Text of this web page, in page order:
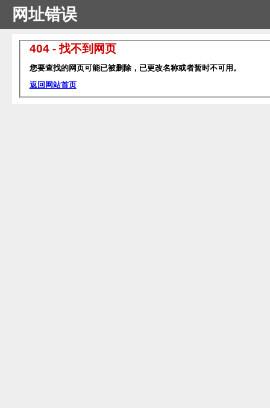
网址错误
404 - 找不到网页
您要查找的网页可能已被删除，已更改名称或者暂时不可用。
返回网站首页